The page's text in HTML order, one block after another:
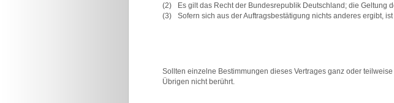
(2)
Es gilt das Recht der Bundesrepublik Deutschland; die Geltung
(3)
Sofern sich aus der Auftragsbestätigung nichts anderes ergibt,
Sollten einzelne Bestimmungen dieses Vertrages ganz oder
Übrigen nicht berührt.